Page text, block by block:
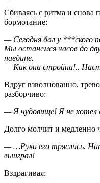
Сбиваясь с ритма и снова
бормотание:
— Сегодня бал у ***ского
Мы останемся часов до
наедине.
— Как она стройна!..
Вдруг взволнованно,
разборчиво:
— Я чудовище! Я не хотел
Долго молчит и медленно
— …Руки его тряслись.
выиграл!
Вздрагивая: